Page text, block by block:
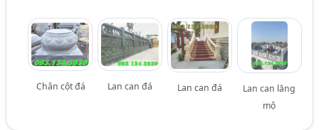
Chân cột đá Lan can đá Lan can đá
Lan can lăng
mộ